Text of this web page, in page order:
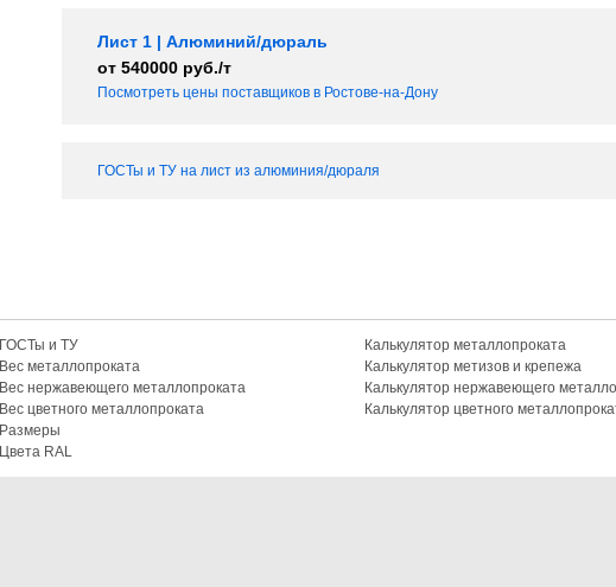
Лист 1 | Алюминий/дюраль
от 540000 руб./т
Посмотреть цены поставщиков в Ростовe-на-Дону
ГОСТы и ТУ на лист из алюминия/дюраля
ГОСТы и ТУ
Вес металлопроката
Вес нержавеющего металлопроката
Вес цветного металлопроката
Размеры
Цвета RAL
Калькулятор металлопроката
Калькулятор метизов и крепежа
Калькулятор нержавеющего
Калькулятор цветного